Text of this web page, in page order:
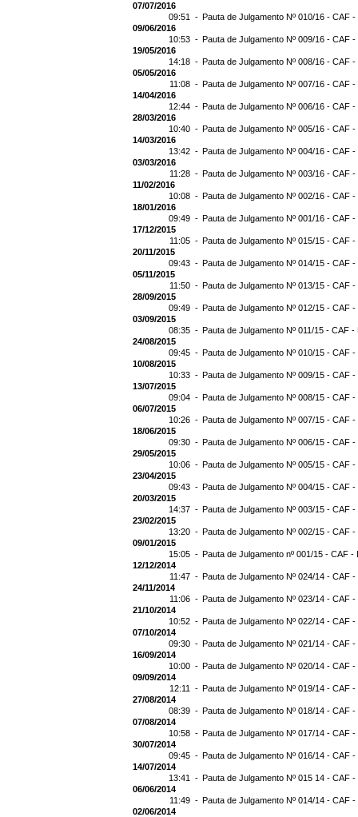
07/07/2016
09:51 - Pauta de Julgamento Nº 010/16 - CAF
09/06/2016
10:53 - Pauta de Julgamento Nº 009/16 - CAF
19/05/2016
14:18 - Pauta de Julgamento Nº 008/16 - CAF
05/05/2016
11:08 - Pauta de Julgamento Nº 007/16 - CAF -
14/04/2016
12:44 - Pauta de Julgamento Nº 006/16 - CAF
28/03/2016
10:40 - Pauta de Julgamento Nº 005/16 - CAF
14/03/2016
13:42 - Pauta de Julgamento Nº 004/16 - CAF
03/03/2016
11:28 - Pauta de Julgamento Nº 003/16 - CAF
11/02/2016
10:08 - Pauta de Julgamento Nº 002/16 - CAF
18/01/2016
09:49 - Pauta de Julgamento Nº 001/16 - CAF
17/12/2015
11:05 - Pauta de Julgamento Nº 015/15 - CAF
20/11/2015
09:43 - Pauta de Julgamento Nº 014/15 - CAF -
05/11/2015
11:50 - Pauta de Julgamento Nº 013/15 - CAF -
28/09/2015
09:49 - Pauta de Julgamento Nº 012/15 - CAF
03/09/2015
08:35 - Pauta de Julgamento Nº 011/15 - CAF -
24/08/2015
09:45 - Pauta de Julgamento Nº 010/15 - CAF
10/08/2015
10:33 - Pauta de Julgamento Nº 009/15 - CAF
13/07/2015
09:04 - Pauta de Julgamento Nº 008/15 - CAF
06/07/2015
10:26 - Pauta de Julgamento Nº 007/15 - CAF
18/06/2015
09:30 - Pauta de Julgamento Nº 006/15 - CAF
29/05/2015
10:06 - Pauta de Julgamento Nº 005/15 - CAF
23/04/2015
09:43 - Pauta de Julgamento Nº 004/15 - CAF
20/03/2015
14:37 - Pauta de Julgamento Nº 003/15 - CAF
23/02/2015
13:20 - Pauta de Julgamento Nº 002/15 - CAF
09/01/2015
15:05 - Pauta de Julgamento nº 001/15 - CAF -
12/12/2014
11:47 - Pauta de Julgamento Nº 024/14 - CAF
24/11/2014
11:06 - Pauta de Julgamento Nº 023/14 - CAF -
21/10/2014
10:52 - Pauta de Julgamento Nº 022/14 - CAF
07/10/2014
09:30 - Pauta de Julgamento Nº 021/14 - CAF
16/09/2014
10:00 - Pauta de Julgamento Nº 020/14 - CAF
09/09/2014
12:11 - Pauta de Julgamento Nº 019/14 - CAF
27/08/2014
08:39 - Pauta de Julgamento Nº 018/14 - CAF
07/08/2014
10:58 - Pauta de Julgamento Nº 017/14 - CAF -
30/07/2014
09:45 - Pauta de Julgamento Nº 016/14 - CAF
14/07/2014
13:41 - Pauta de Julgamento Nº 015 14 - CAF
06/06/2014
11:49 - Pauta de Julgamento Nº 014/14 - CAF -
02/06/2014